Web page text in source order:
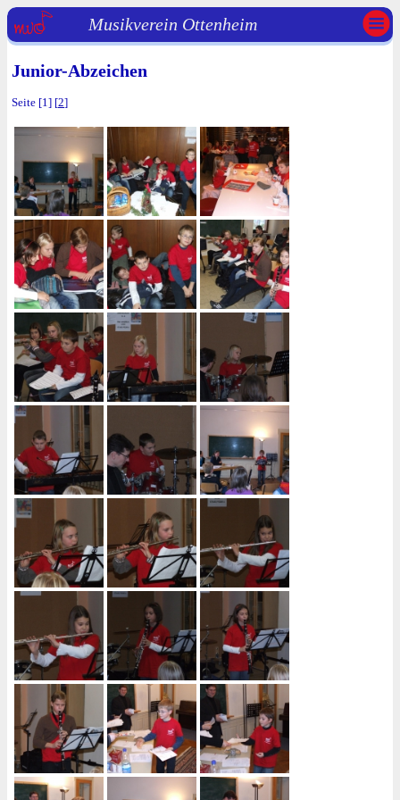
Musikverein Ottenheim
Junior-Abzeichen
Seite [1] [2]